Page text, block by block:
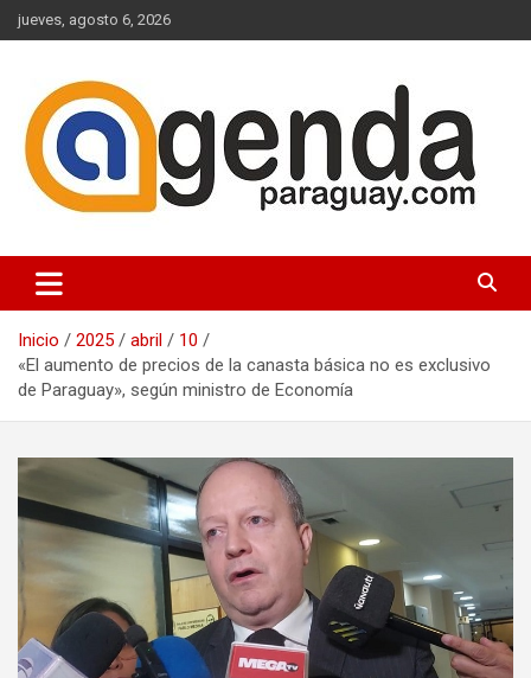
Saltar
al
jueves, agosto 6, 2026
Agenda Paraguay
Inicio 2025 abril
10
«El aumento de precios de la canasta básica no es exclusivo
de Paraguay», según ministro de Economía